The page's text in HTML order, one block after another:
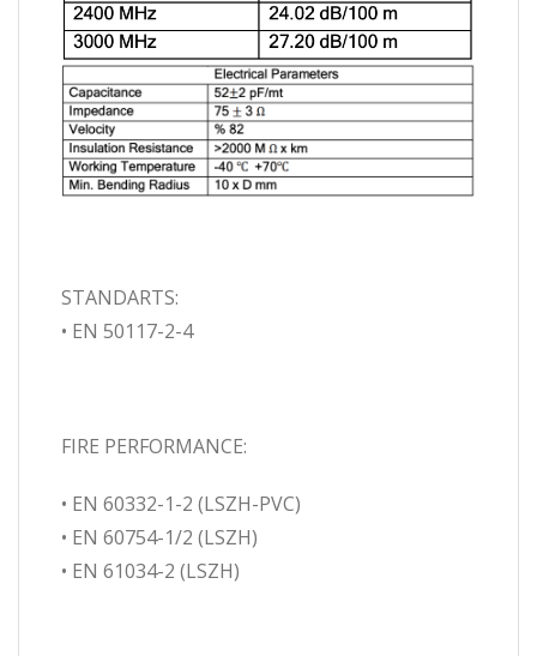
STANDARTS:
• EN 50117-2-4
FIRE PERFORMANCE:
• EN 60332-1-2 (LSZH-PVC)
• EN 60754-1/2 (LSZH)
• EN 61034-2 (LSZH)